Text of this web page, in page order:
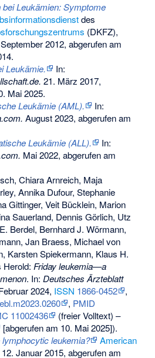
Leukämien: Symptome
des
(DKFZ),
2012, abgerufen am
.
Leukämie.
In:
21. März 2017,
Mai 2025.
Leukämie (AML).
In:
August 2023, abgerufen am
Leukämie (ALL).
In:
Mai 2022, abgerufen am
Chiara Arnreich, Maja
Annika Dufour, Stephanie
Gittinger, Veit Bücklein, Marion
Sauerland, Dennis Görlich, Utz
Berdel, Bernhard J. Wörmann,
Jan Braess, Michael von
Karsten Spiekermann, Klaus H.
Herold:Friday leukemia—a
. In:Deutsches Ärzteblatt
2024, ISSN 1866-0452
,
, PMID
11002436
(freier Volltext) –
[abgerufen am 10. Mai 2025]).
lymphocytic leukemia?
American
12. Januar 2015, abgerufen am